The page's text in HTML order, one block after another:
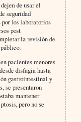
de usar el
seguridad
los laboratorios
post
la revisión de
pacientes menores
disfagia hasta
gastrointestinal y
se presentaron
mantener
pero no se